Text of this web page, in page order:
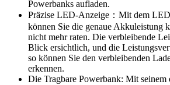
Powerbanks aufladen.
Präzise LED-Anzeige：Mit dem
können Sie die genaue Akkuleistung
nicht mehr raten. Die verbleibende
Blick ersichtlich, und die
so können Sie den verbleibenden
erkennen.
Die Tragbare Powerbank: Mit seinem